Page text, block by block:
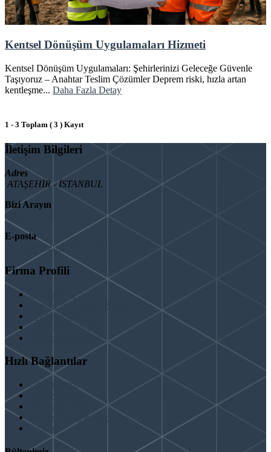
Kentsel Dönüşüm Uygulamaları Hizmeti
Kentsel Dönüşüm Uygulamaları: Şehirlerinizi Geleceğe Güvenle
Taşıyoruz – Anahtar Teslim Çözümler Deprem riski, hızla artan
kentleşme... Daha Fazla Detay
1 - 3 Toplam ( 3 ) Kayıt
İletişim Bilgileri
Adres
ATAŞEHİR - İSTANBUL
Bizi Arayın
E-posta
info@binaguclendir.com
Firma Profili
Hakkımızda
Hizmet Verdiğimiz Bölgeler
Paydaşlarımız
İş Birliği Teklifleri
Şartlar ve Koşullar
Hızlı Bağlantılar
Güçlendirme
Hizmetlerimiz
Test & Analiz & Rapor
İletişim